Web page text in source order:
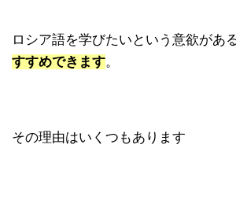
ロシア語を学びたいという意欲があ
すすめできます。
その理由はいくつもあります